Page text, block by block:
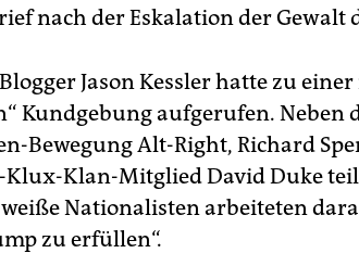
nach der Eskalation der Gewalt
Jason Kessler hatte zu
Kundgebung aufgerufen. Neben
Bewegung Alt-Right, Richard
Klan-Mitglied David Duke
Nationalisten arbeiteten
zu erfüllen“.